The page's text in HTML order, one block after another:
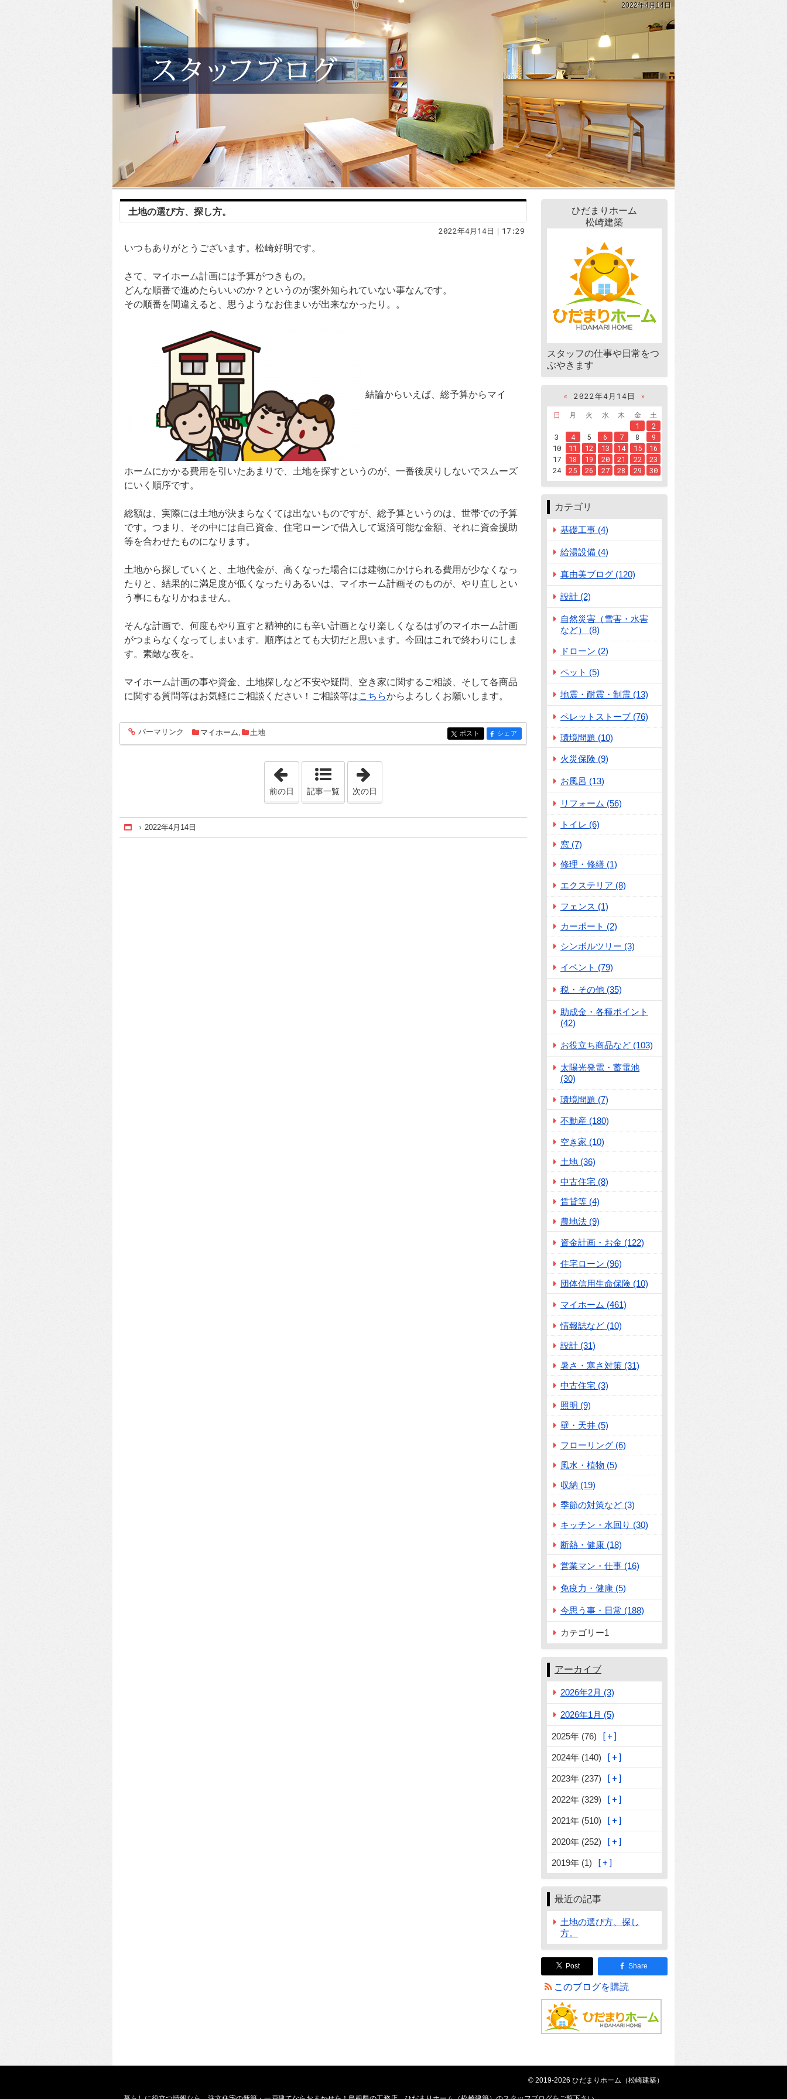
2022年4月14日
土地の選び方、探し方。
2022年4月14日｜17:29
いつもありがとうございます。松崎好明です。
さて、マイホーム計画には予算がつきもの。
どんな順番で進めたらいいのか？というのが案外知られていない事なんです。
その順番を間違えると、思うようなお住まいが出来なかったり。。
結論からいえば、総予算からマイ
ホームにかかる費用を引いたあまりで、土地を探すというのが、一番後戻りしないでスムーズ
にいく順序です。
総額は、実際には土地が決まらなくては出ないものですが、総予算というのは、世帯での予算
です。つまり、その中には自己資金、住宅ローンで借入して返済可能な金額、それに資金援助
等を合わせたものになります。
土地から探していくと、土地代金が、高くなった場合には建物にかけられる費用が少なくなっ
たりと、結果的に満足度が低くなったりあるいは、マイホーム計画そのものが、やり直しとい
う事にもなりかねません。
そんな計画で、何度もやり直すと精神的にも辛い計画となり楽しくなるはずのマイホーム計画
がつまらなくなってしまいます。順序はとても大切だと思います。今回はこれで終わりにしま
す。素敵な夜を。
マイホーム計画の事や資金、土地探しなど不安や疑問、空き家に関するご相談、そして各商品
に関する質問等はお気軽にご相談ください！ご相談等はこちらからよろしくお願いします。
entry1155
パーマリンク マイホーム 土地 entry1155
ポスト entry1155
シェア
「2022年4月13日」
前の日 記事一覧 次の日
Home
2022年4月14日
ひだまりホーム
松崎建築
スタッフの仕事や日常をつ
ぶやきます
« 2022年4月14日
»
日
月 火 水 木 金
土
1
2
3
4 5 6 7 8
9
10
11 12 13 14 15
16
17
18 19 20 21 22
23
24
25 26 27 28 29 30
カテゴリ
基礎工事 (4)
給湯設備 (4)
真由美ブログ (120)
設計 (2)
自然災害（雪害・水害
など） (8)
ドローン (2)
ペット (5)
地震・耐震・制震 (13)
ペレットストーブ (76)
環境問題 (10)
火災保険 (9)
お風呂 (13)
リフォーム (56)
トイレ (6)
窓 (7)
修理・修繕 (1)
エクステリア (8)
フェンス (1)
カーポート (2)
シンボルツリー (3)
イベント (79)
税・その他 (35)
助成金・各種ポイント
(42)
お役立ち商品など (103)
太陽光発電・蓄電池
(30)
環境問題 (7)
不動産 (180)
空き家 (10)
土地 (36)
中古住宅 (8)
賃貸等 (4)
農地法 (9)
資金計画・お金 (122)
住宅ローン (96)
団体信用生命保険 (10)
マイホーム (461)
情報誌など (10)
設計 (31)
暑さ・寒さ対策 (31)
中古住宅 (3)
照明 (9)
壁・天井 (5)
フローリング (6)
風水・植物 (5)
収納 (19)
季節の対策など (3)
キッチン・水回り (30)
断熱・健康 (18)
営業マン・仕事 (16)
免疫力・健康 (5)
今思う事・日常 (188)
カテゴリー1
アーカイブ
2026年2月 (3)
2026年1月 (5)
2025年 (76)
2024年 (140)
2023年 (237)
2022年 (329)
2021年 (510)
2020年 (252)
2019年 (1)
最近の記事
土地の選び方、探し
方。
Post Share
このブログを購読
© 2019-2026 ひだまりホーム（松崎建築）